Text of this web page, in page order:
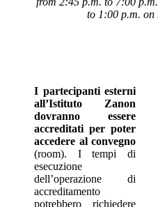
to 1:00 p.m. on
I partecipanti esterni
all’Istituto Zanon
dovranno essere
accreditati per poter
accedere al convegno
(room). I tempi di
esecuzione
dell’operazione di
accreditamento
potrebbero richiedere